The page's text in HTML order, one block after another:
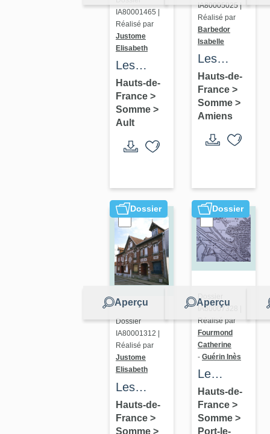
IA80001465 |
Réalisé par
Justome
Elisabeth
Les
maisons
et les
immeubles
l'agglomération
Hauts-de-
France >
Somme >
Ault
IA80005025 |
Réalisé par
Barbedor
Isabelle
Les
tombeaux
et
monuments
du
Madeleine
Hauts-de-
France >
Somme >
Amiens
Dossier
Aperçu
Dossier
IA80001312 |
Réalisé par
Justome
Elisabeth
Les
maisons
de
Hauts-de-
France >
Somme >
Dossier
Aperçu
IA80007328 |
Réalisé par
Fourmond
Catherine
- Guérin Inès
Le
territoire
communal
de Port-
Hauts-de-
France >
Somme >
Port-le-